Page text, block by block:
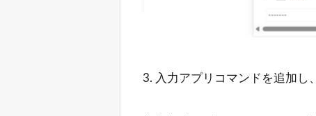
3. 入力アプリコマンドを追加し